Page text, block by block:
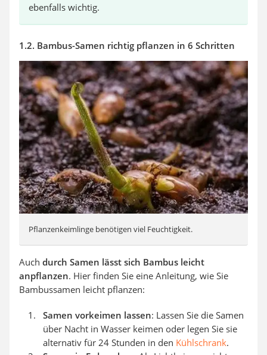
ebenfalls wichtig.
1.2. Bambus-Samen richtig pflanzen in 6 Schritten
Pflanzenkeimlinge benötigen viel Feuchtigkeit.
Auch durch Samen lässt sich Bambus leicht
anpflanzen. Hier finden Sie eine Anleitung, wie Sie
Bambussamen leicht pflanzen:
Samen vorkeimen lassen: Lassen Sie die Samen
über Nacht in Wasser keimen oder legen Sie sie
alternativ für 24 Stunden in den Kühlschrank.